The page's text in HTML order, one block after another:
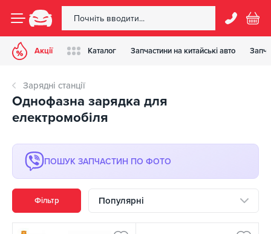
Акції Каталог Запчастини на китайські авто
Зарядні станції
Однофазна зарядка для
електромобіля
ПОШУК ЗАПЧАСТИН ПО ФОТО
Фільтр Популярні